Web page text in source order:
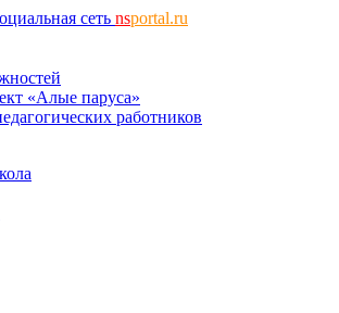
сеть nsportal.ru
«Алые паруса»
работников